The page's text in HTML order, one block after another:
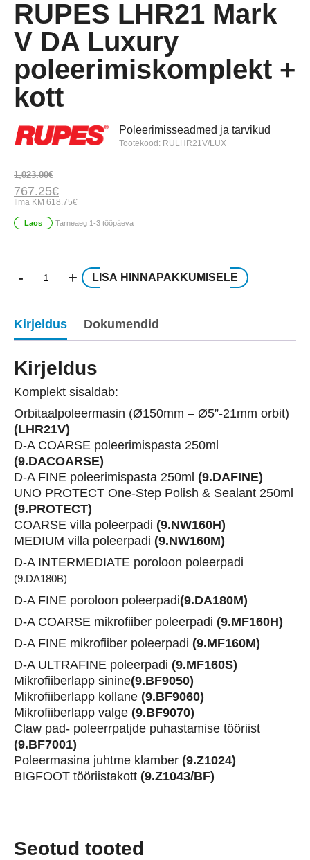
RUPES LHR21 Mark
V DA Luxury
poleerimiskomplekt +
kott
Poleerimisseadmed ja tarvikud
Tootekood: RULHR21V/LUX
1,023.00€
Algne
hind
oli:
1,023.00€.
767.25€
Praegune
hind
on:
767.25€.
Ilma KM 618.75€
Laos Tarneaeg 1-3 tööpäeva
-
RUPES
Mark
V
Luxury
poleerimiskomplekt
kott
kogus
+ LISA HINNAPAKKUMISELE
Kirjeldus Dokumendid
Kirjeldus
Komplekt sisaldab:
Orbitaalpoleermasin (Ø150mm – Ø5”-21mm orbit)
(LHR21V)
D-A COARSE poleerimispasta 250ml
(9.DACOARSE)
D-A FINE poleerimispasta 250ml (9.DAFINE)
UNO PROTECT One-Step Polish & Sealant 250ml
(9.PROTECT)
COARSE villa poleerpadi (9.NW160H)
MEDIUM villa poleerpadi (9.NW160M)
D-A INTERMEDIATE poroloon poleerpadi
(9.DA180B)
D-A FINE poroloon poleerpadi(9.DA180M)
D-A COARSE mikrofiiber poleerpadi (9.MF160H)
D-A FINE mikrofiiber poleerpadi (9.MF160M)
D-A ULTRAFINE poleerpadi (9.MF160S)
Mikrofiiberlapp sinine(9.BF9050)
Mikrofiiberlapp kollane (9.BF9060)
Mikrofiiberlapp valge (9.BF9070)
Claw pad- poleerrpatjde puhastamise tööriist
(9.BF7001)
Poleermasina juhtme klamber (9.Z1024)
BIGFOOT tööriistakott (9.Z1043/BF)
Seotud tooted